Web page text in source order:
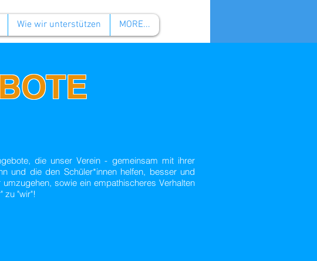
Wie wir unterstützen MORE...
die unser Verein - gemeinsam mit ihrer
und die den Schüler*innen helfen, besser und
sowie ein empathischeres Verhalten
zu "wir"!